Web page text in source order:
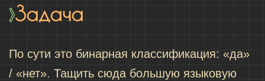
Задача
По сути это бинарная классификация: «да»
/ «нет». Тащить сюда большую языковую